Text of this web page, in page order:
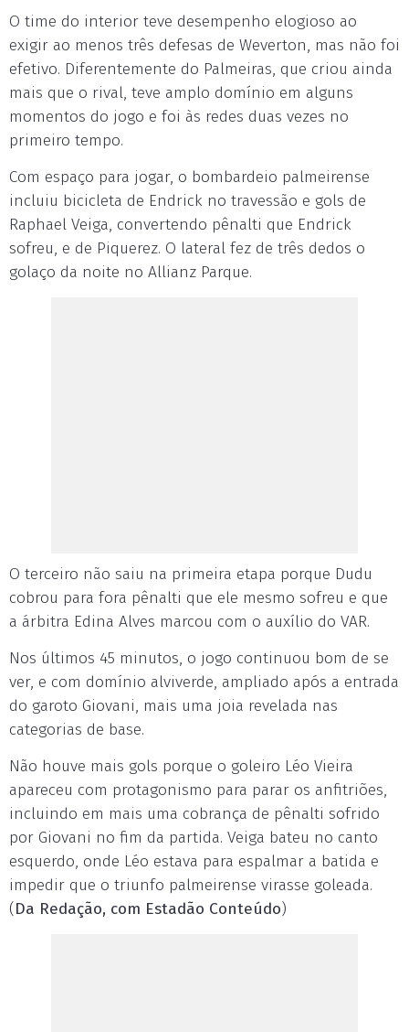
O time do interior teve desempenho elogioso ao
exigir ao menos três defesas de Weverton, mas não foi
efetivo. Diferentemente do Palmeiras, que criou ainda
mais que o rival, teve amplo domínio em alguns
momentos do jogo e foi às redes duas vezes no
primeiro tempo.
Com espaço para jogar, o bombardeio palmeirense
incluiu bicicleta de Endrick no travessão e gols de
Raphael Veiga, convertendo pênalti que Endrick
sofreu, e de Piquerez. O lateral fez de três dedos o
golaço da noite no Allianz Parque.
O terceiro não saiu na primeira etapa porque Dudu
cobrou para fora pênalti que ele mesmo sofreu e que
a árbitra Edina Alves marcou com o auxílio do VAR.
Nos últimos 45 minutos, o jogo continuou bom de se
ver, e com domínio alviverde, ampliado após a entrada
do garoto Giovani, mais uma joia revelada nas
categorias de base.
Não houve mais gols porque o goleiro Léo Vieira
apareceu com protagonismo para parar os anfitriões,
incluindo em mais uma cobrança de pênalti sofrido
por Giovani no fim da partida. Veiga bateu no canto
esquerdo, onde Léo estava para espalmar a batida e
impedir que o triunfo palmeirense virasse goleada.
(Da Redação, com Estadão Conteúdo)